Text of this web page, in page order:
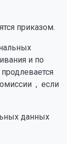
приказом.
и по
, если
данных